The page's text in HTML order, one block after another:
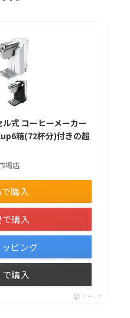
式 コーヒーメーカー
箱(72杯分)付きの超
場店
購入
購入
ピング
購入
ポチップ